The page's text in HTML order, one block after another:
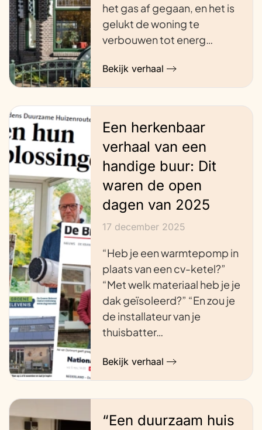
het gas af gegaan, en het is
gelukt de woning te
verbouwen tot energ…
Bekijk verhaal
Een herkenbaar
verhaal van een
handige buur: Dit
waren de open
dagen van 2025
17 december 2025
“Heb je een warmtepomp in
plaats van een cv-ketel?”
“Met welk materiaal heb je je
dak geïsoleerd?” “En zou je
de installateur van je
thuisbatter…
Bekijk verhaal
“Een duurzaam huis